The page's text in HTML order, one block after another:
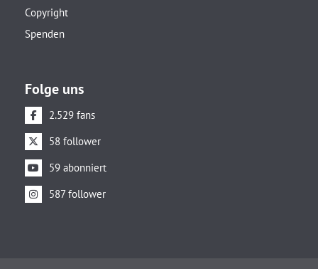
Copyright
Spenden
Folge uns
2.529 fans
58 follower
59 abonniert
587 follower